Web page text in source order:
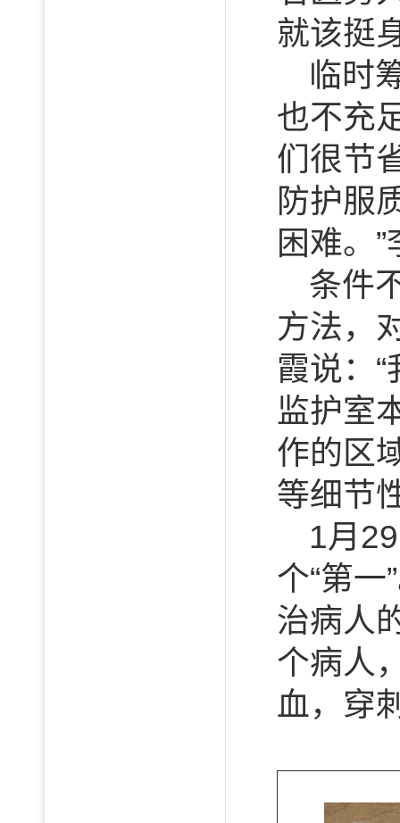
就该挺
临时
也不充
们很节
防护服
困难。
条件
方法，
霞说：
监护室
作的区
等细节
1月
个“第
治病人
个病人
血，穿